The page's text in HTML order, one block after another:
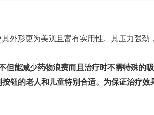
外形更为美观且富有实用性。其压力强劲
但能减少药物浪费而且治疗时不需特殊的吸
钮的老人和儿童特别合适。为保证治疗效